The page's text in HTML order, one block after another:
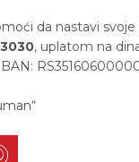
da nastavi
3030, uplatom na